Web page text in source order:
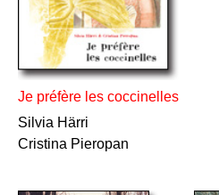
Je préfère les coccinelles
Silvia Härri
Cristina Pieropan